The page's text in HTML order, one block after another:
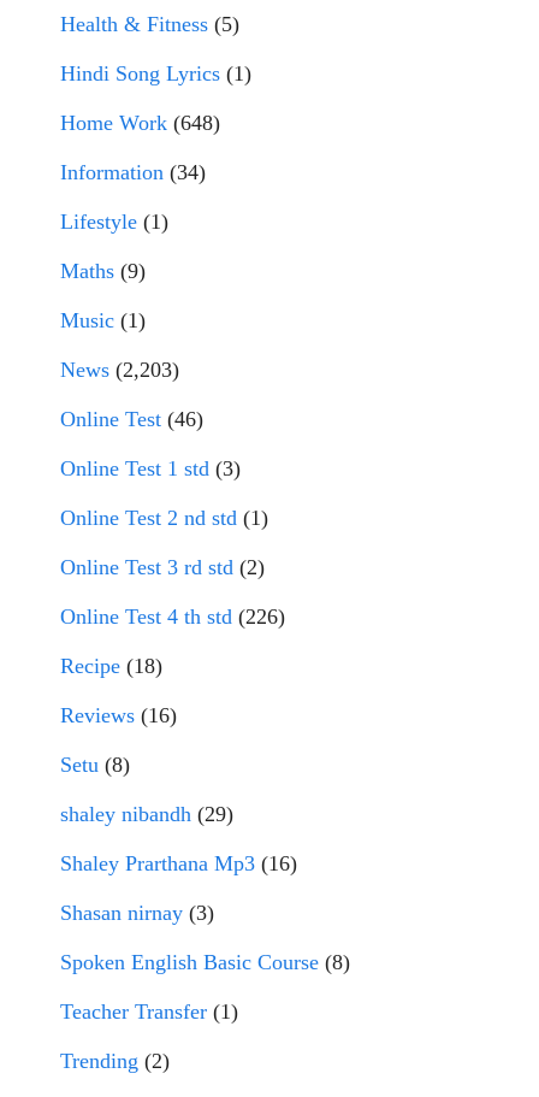
Health & Fitness (5)
Hindi Song Lyrics (1)
Home Work (648)
Information (34)
Lifestyle (1)
Maths (9)
Music (1)
News (2,203)
Online Test (46)
Online Test 1 std (3)
Online Test 2 nd std (1)
Online Test 3 rd std (2)
Online Test 4 th std (226)
Recipe (18)
Reviews (16)
Setu (8)
shaley nibandh (29)
Shaley Prarthana Mp3 (16)
Shasan nirnay (3)
Spoken English Basic Course (8)
Teacher Transfer (1)
Trending (2)